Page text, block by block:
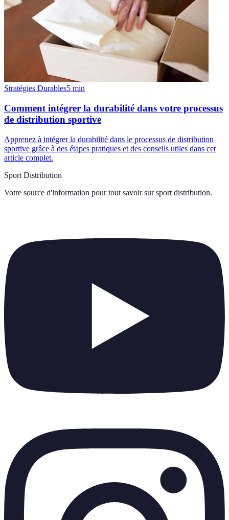
Stratégies Durables5 min
Comment intégrer la durabilité dans votre processus
de distribution sportive
Apprenez à intégrer la durabilité dans le processus de distribution
sportive grâce à des étapes pratiques et des conseils utiles dans cet
article complet.
Sport Distribution
Votre source d'information pour tout savoir sur sport distribution.